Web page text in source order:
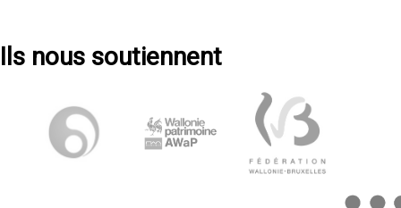
Ils nous soutiennent